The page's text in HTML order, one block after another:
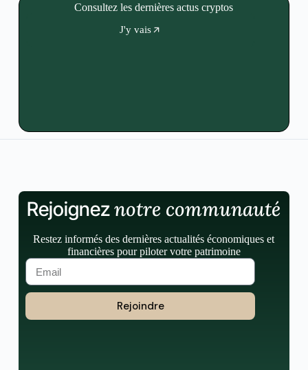
Consultez les dernières actus cryptos
J'y vais
Rejoigneznotre communauté
Restez informés des dernières actualités économiques et
financières pour piloter votre patrimoine
Rejoindre